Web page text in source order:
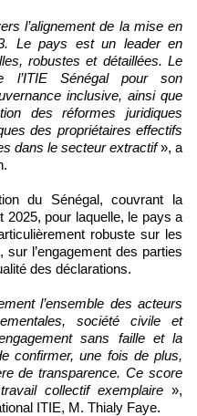
l’alignement de la mise en
Le pays est un leader en
robustes et détaillées. Le
l’ITIE Sénégal pour son
inclusive, ainsi que
des réformes juridiques
des propriétaires effectifs
dans le secteur extractif», a
du Sénégal, couvrant la
2025, pour laquelle, le pays a
robuste sur les
l’engagement des parties
des déclarations.
l’ensemble des acteurs
société civile et
sans faille et la
confirmer, une fois de plus,
de transparence. Ce score
collectif exemplaire»,
ITIE, M. Thialy Faye.